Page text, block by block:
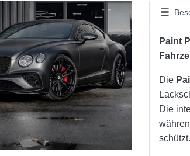
Paint
Die
Die
schützt.